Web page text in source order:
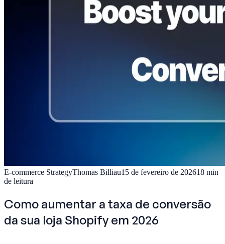
E-commerce StrategyThomas Billiau15 de fevereiro de 202618 min
de leitura
Como aumentar a taxa de conversão
da sua loja Shopify em 2026